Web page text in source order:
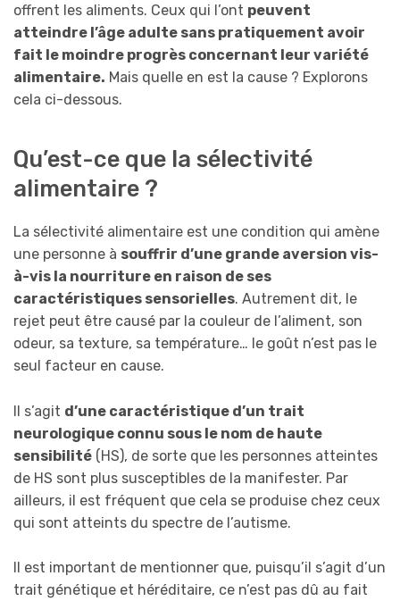
offrent les aliments. Ceux qui l’ont peuvent
atteindre l’âge adulte sans pratiquement avoir
fait le moindre progrès concernant leur variété
alimentaire. Mais quelle en est la cause ? Explorons
cela ci-dessous.
Qu’est-ce que la sélectivité
alimentaire ?
La sélectivité alimentaire est une condition qui amène
une personne à souffrir d’une grande aversion vis-
à-vis la nourriture en raison de ses
caractéristiques sensorielles. Autrement dit, le
rejet peut être causé par la couleur de l’aliment, son
odeur, sa texture, sa température… le goût n’est pas le
seul facteur en cause.
Il s’agit d’une caractéristique d’un trait
neurologique connu sous le nom de haute
sensibilité (HS), de sorte que les personnes atteintes
de HS sont plus susceptibles de la manifester. Par
ailleurs, il est fréquent que cela se produise chez ceux
qui sont atteints du spectre de l’autisme.
Il est important de mentionner que, puisqu’il s’agit d’un
trait génétique et héréditaire, ce n’est pas dû au fait